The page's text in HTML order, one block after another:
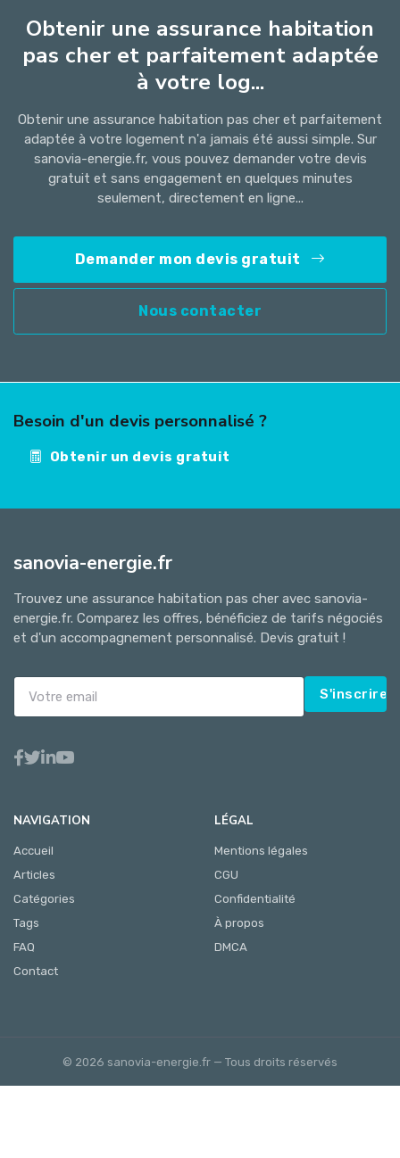
Obtenir une assurance habitation
pas cher et parfaitement adaptée
à votre log...
Obtenir une assurance habitation pas cher et parfaitement
adaptée à votre logement n'a jamais été aussi simple. Sur
sanovia-energie.fr, vous pouvez demander votre devis
gratuit et sans engagement en quelques minutes
seulement, directement en ligne...
Demander mon devis gratuit
Nous contacter
Besoin d'un devis personnalisé ?
Obtenir un devis gratuit
sanovia-energie.fr
Trouvez une assurance habitation pas cher avec sanovia-
energie.fr. Comparez les offres, bénéficiez de tarifs négociés
et d'un accompagnement personnalisé. Devis gratuit !
S'inscrire
NAVIGATION
Accueil
Articles
Catégories
Tags
FAQ
Contact
LÉGAL
Mentions légales
CGU
Confidentialité
À propos
DMCA
© 2026 sanovia-energie.fr — Tous droits réservés